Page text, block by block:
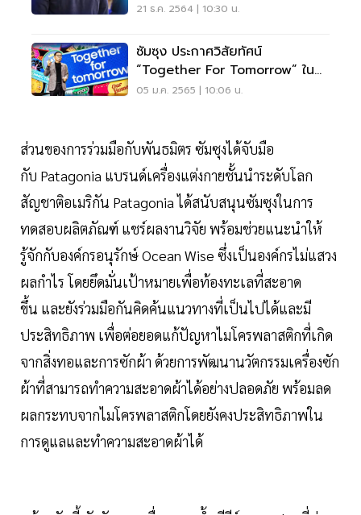
21 ธ.ค. 2564 | 10:30 น.
ซัมซุง ประกาศวิสัยทัศน์
“Together For Tomorrow” ใน
งาน CES 2022
05 ม.ค. 2565 | 10:06 น.
ส่วนของการร่วมมือกับพันธมิตร ซัมซุงได้จับมือ
กับ Patagonia แบรนด์เครื่องแต่งกายชั้นนำระดับโลก
สัญชาติอเมริกัน Patagonia ได้สนับสนุนซัมซุงในการ
ทดสอบผลิตภัณฑ์ แชร์ผลงานวิจัย พร้อมช่วยแนะนำให้
รู้จักกับองค์กรอนุรักษ์ Ocean Wise ซึ่งเป็นองค์กรไม่แสวง
ผลกำไร โดยยึดมั่นเป้าหมายเพื่อท้องทะเลที่สะอาด
ขึ้น และยังร่วมมือกันคิดค้นแนวทางที่เป็นไปได้และมี
ประสิทธิภาพ เพื่อต่อยอดแก้ปัญหาไมโครพลาสติกที่เกิด
จากสิ่งทอและการซักผ้า ด้วยการพัฒนานวัตกรรมเครื่องซัก
ผ้าที่สามารถทำความสะอาดผ้าได้อย่างปลอดภัย พร้อมลด
ผลกระทบจากไมโครพลาสติกโดยยังคงประสิทธิภาพใน
การดูแลและทำความสะอาดผ้าได้